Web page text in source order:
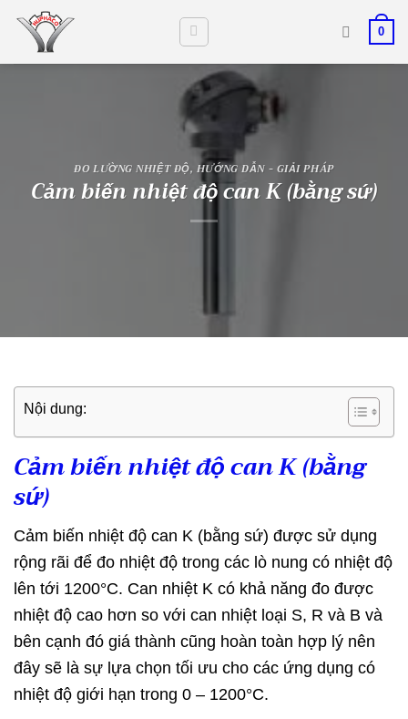
content
0
ĐO LƯỜNG NHIỆT ĐỘ, HƯỚNG DẪN - GIẢI PHÁP
Cảm biến nhiệt độ can K (bằng sứ)
Nội dung:
Cảm biến nhiệt độ can K (bằng
sứ)
Cảm biến nhiệt độ can K (bằng sứ) được sử dụng
rộng rãi để đo nhiệt độ trong các lò nung có nhiệt độ
lên tới 1200°C. Can nhiệt K có khả năng đo được
nhiệt độ cao hơn so với can nhiệt loại S, R và B và
bên cạnh đó giá thành cũng hoàn toàn hợp lý nên
đây sẽ là sự lựa chọn tối ưu cho các ứng dụng có
nhiệt độ giới hạn trong 0 – 1200°C.